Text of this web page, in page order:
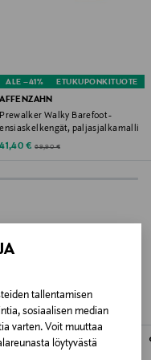
tallentamisen
sosiaalisen median
varten. Voit muuttaa
löytyvästä
kengät,
ALE –41% ETUKUPONKITUOTE
AFFENZAHN
Prewalker Walky Barefoot -
ensiaskelkengät, paljasjalkamalli
Discounted Price
41,40 € Original Price
69,90 €